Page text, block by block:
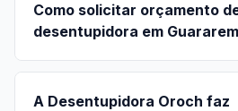
Como solicitar orçamento
desentupidora em
A Desentupidora Oroch faz